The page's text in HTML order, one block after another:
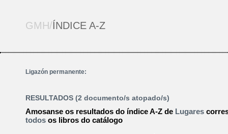
GMH/ÍNDICE A-Z
Ligazón permanente:
RESULTADOS (2 documento/s atopado/s)
Amosanse os resultados do índice A-Z de Lugares
todos os libros do catálogo